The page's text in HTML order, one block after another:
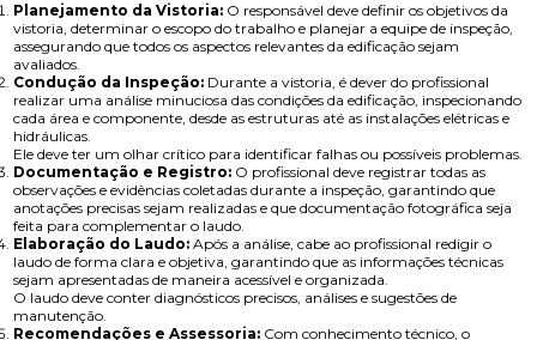
Planejamento da Vistoria: O responsável deve definir os objetivos da
vistoria, determinar o escopo do trabalho e planejar a equipe de inspeção,
assegurando que todos os aspectos relevantes da edificação sejam
avaliados.
Condução da Inspeção: Durante a vistoria, é dever do profissional
realizar uma análise minuciosa das condições da edificação, inspecionando
cada área e componente, desde as estruturas até as instalações elétricas e
hidráulicas.
Ele deve ter um olhar crítico para identificar falhas ou possíveis problemas.
Documentação e Registro: O profissional deve registrar todas as
observações e evidências coletadas durante a inspeção, garantindo que
anotações precisas sejam realizadas e que documentação fotográfica seja
feita para complementar o laudo.
Elaboração do Laudo: Após a análise, cabe ao profissional redigir o
laudo de forma clara e objetiva, garantindo que as informações técnicas
sejam apresentadas de maneira acessível e organizada.
O laudo deve conter diagnósticos precisos, análises e sugestões de
manutenção.
Recomendações e Assessoria: Com conhecimento técnico, o